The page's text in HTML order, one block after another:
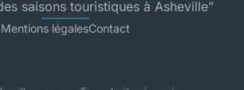
saisons touristiques à Asheville”
Mentions légalesContact